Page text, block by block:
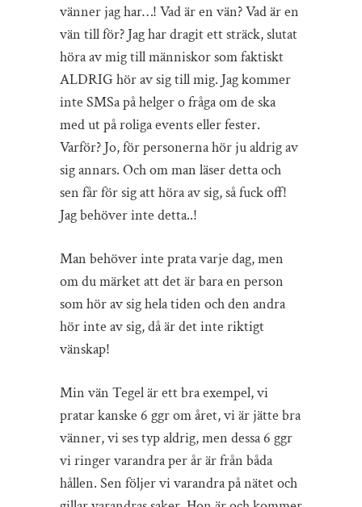
vänner jag har…! Vad är en vän? Vad är en
vän till för? Jag har dragit ett sträck, slutat
höra av mig till människor som faktiskt
ALDRIG hör av sig till mig. Jag kommer
inte SMSa på helger o fråga om de ska
med ut på roliga events eller fester.
Varför? Jo, för personerna hör ju aldrig av
sig annars. Och om man läser detta och
sen får för sig att höra av sig, så fuck off!
Jag behöver inte detta..!
Man behöver inte prata varje dag, men
om du märket att det är bara en person
som hör av sig hela tiden och den andra
hör inte av sig, då är det inte riktigt
vänskap!
Min vän Tegel är ett bra exempel, vi
pratar kanske 6 ggr om året, vi är jätte bra
vänner, vi ses typ aldrig, men dessa 6 ggr
vi ringer varandra per år är från båda
hållen. Sen följer vi varandra på nätet och